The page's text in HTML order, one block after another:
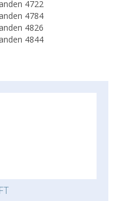
4722
4784
4826
4844